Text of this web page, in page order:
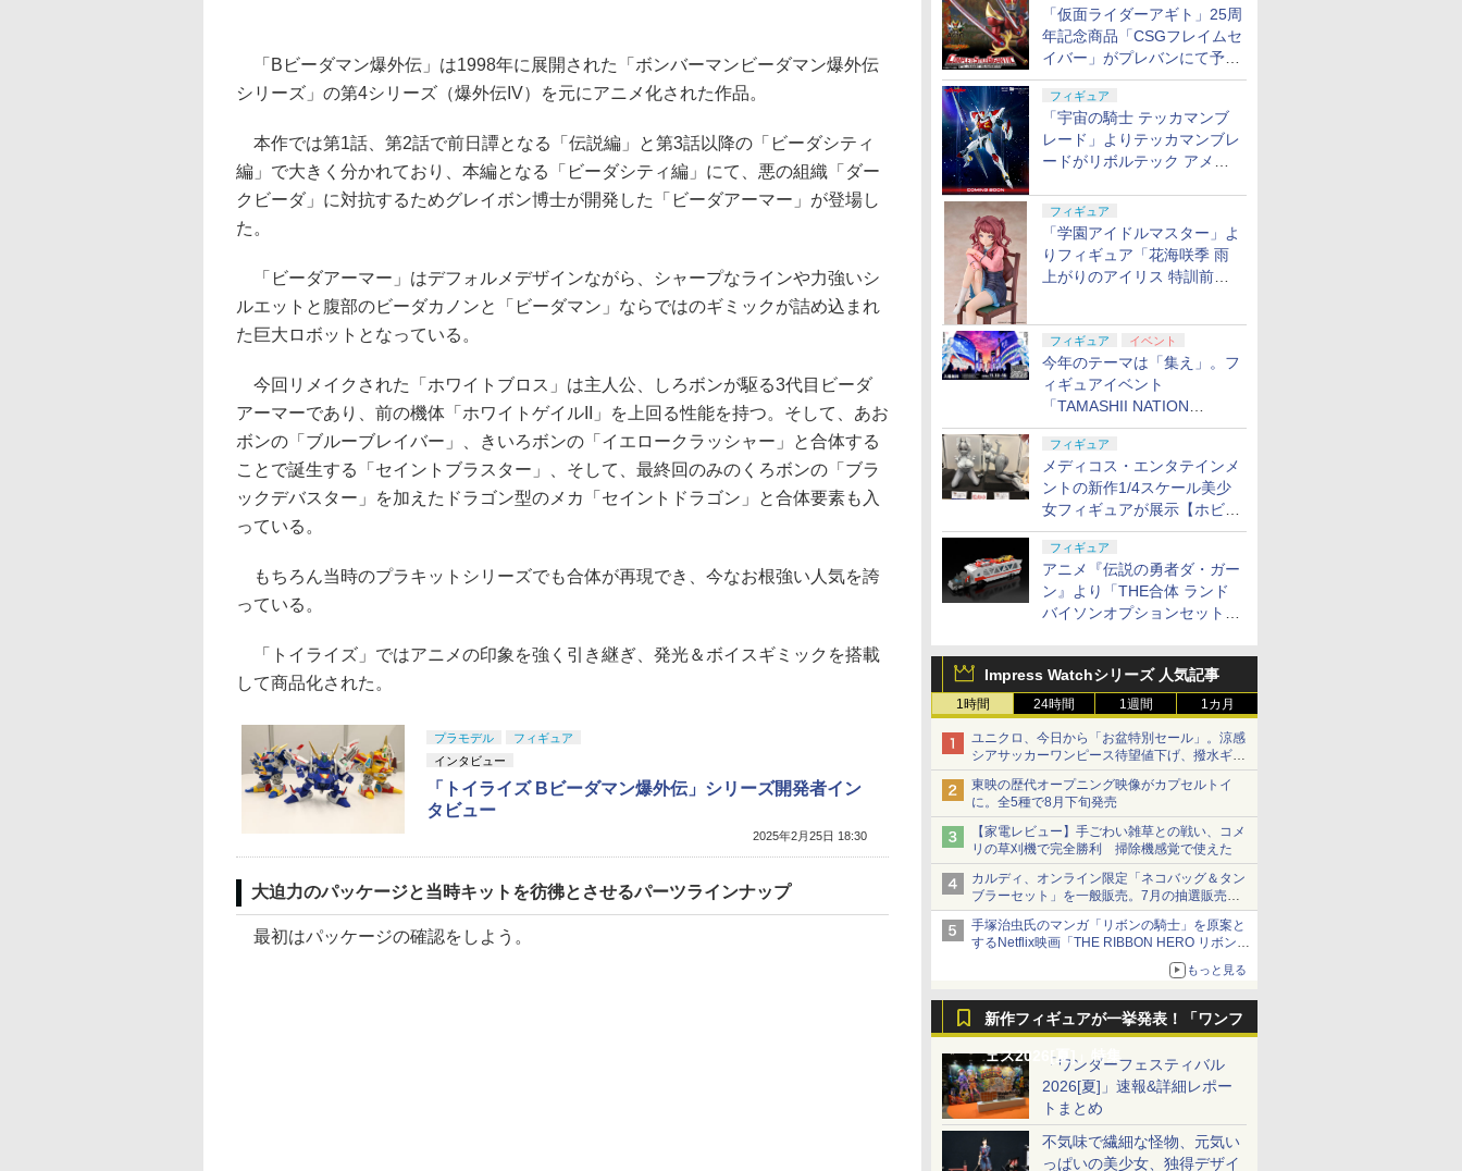
「仮面ライダーアギト」25周
年記念商品「CSGフレイムセ
イバー」がプレバンにて予約
開始
フィギュア
「宇宙の騎士 テッカマンブ
レード」よりテッカマンブレ
ードがリボルテック アメイ
定
フィギュア
「学園アイドルマスター」よ
りフィギュア「花海咲季 雨
上がりのアイリス 特訓前
フィギュア イベント
今年のテーマは「集え」。フ
ィギュアイベント
「TAMASHII NATION
2026」が11月13日より開催
決定
フィギュア
メディコス・エンタテインメ
ントの新作1/4スケール美少
女フィギュアが展示【ホビー
メーカー合同展示会】
フィギュア
アニメ『伝説の勇者ダ・ガー
ン』より「THE合体 ランド
バイソンオプションセット」
Impress Watchシリーズ 人気記事
1時間 24時間 1週間 1カ月
ユニクロ、今日から「お盆特別セール」。涼感
シアサッカーワンピース待望値下げ、撥水ギア
ショーツは1990円に
東映の歴代オープニング映像がカプセルトイ
に。全5種で8月下旬発売
【家電レビュー】手ごわい雑草との戦い、コメ
リの草刈機で完全勝利 掃除機感覚で使えた
カルディ、オンライン限定「ネコバッグ＆タン
ブラーセット」を一般販売。7月の抽選販売の
当選無効分
手塚治虫氏のマンガ「リボンの騎士」を原案と
するNetflix映画「THE RIBBON HERO リボンヒ
もっと見る
新作フィギュアが一挙発表！「ワンフ
ェス2026[夏]」特集「ワンダーフェスティバル
2026[夏]」速報&詳細レポー
トまとめ
不気味で繊細な怪物、元気い
っぱいの美少女、独得デザイ
「Bビーダマン爆外伝」は1998年に展開された「ボンバーマンビーダマン爆外伝
シリーズ」の第4シリーズ（爆外伝IV）を元にアニメ化された作品。
本作では第1話、第2話で前日譚となる「伝説編」と第3話以降の「ビーダシティ
編」で大きく分かれており、本編となる「ビーダシティ編」にて、悪の組織「ダー
クビーダ」に対抗するためグレイボン博士が開発した「ビーダアーマー」が登場し
た。
「ビーダアーマー」はデフォルメデザインながら、シャープなラインや力強いシ
ルエットと腹部のビーダカノンと「ビーダマン」ならではのギミックが詰め込まれ
た巨大ロボットとなっている。
今回リメイクされた「ホワイトブロス」は主人公、しろボンが駆る3代目ビーダ
アーマーであり、前の機体「ホワイトゲイルII」を上回る性能を持つ。そして、あお
ボンの「ブルーブレイバー」、きいろボンの「イエロークラッシャー」と合体する
ことで誕生する「セイントブラスター」、そして、最終回のみのくろボンの「ブラ
ックデバスター」を加えたドラゴン型のメカ「セイントドラゴン」と合体要素も入
っている。
もちろん当時のプラキットシリーズでも合体が再現でき、今なお根強い人気を誇
っている。
「トイライズ」ではアニメの印象を強く引き継ぎ、発光＆ボイスギミックを搭載
して商品化された。
プラモデル
フィギュア
インタビュー
「トイライズ Bビーダマン爆外伝」シリーズ開発者イン
タビュー
2025年2月25日 18:30
大迫力のパッケージと当時キットを彷彿とさせるパーツラインナップ
最初はパッケージの確認をしよう。